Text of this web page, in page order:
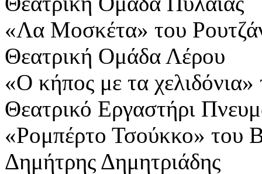
«Λα Μοσκέτα» του
Θεατρική Ομάδα Λέρου
«Ο κήπος με τα
Θεατρικό Εργαστήρι
«Ρομπέρτο Τσούκκο» του
Δημήτρης Δημητριάδης